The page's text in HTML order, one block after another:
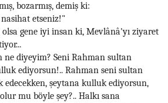
bozarmış, demiş ki:
etseniz!"
gene iyi insan ki, Mevlânâ'yı ziyaret
ne diyeyim? Seni Rahman sultan
ediyorsun!.. Rahman seni sultan
şeytana kulluk ediyorsun,
mu böyle şey?.. Halkı sana